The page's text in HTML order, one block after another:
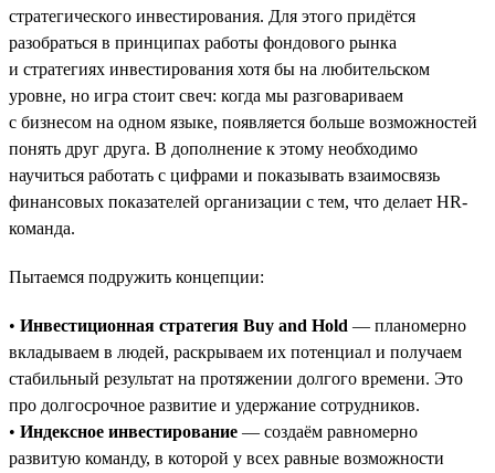
стратегического инвестирования. Для этого придётся
разобраться в принципах работы фондового рынка
и стратегиях инвестирования хотя бы на любительском
уровне, но игра стоит свеч: когда мы разговариваем
с бизнесом на одном языке, появляется больше возможностей
понять друг друга. В дополнение к этому необходимо
научиться работать с цифрами и показывать взаимосвязь
финансовых показателей организации с тем, что делает HR-
команда.
Пытаемся подружить концепции:
• Инвестиционная стратегия Buy and Hold — планомерно
вкладываем в людей, раскрываем их потенциал и получаем
стабильный результат на протяжении долгого времени. Это
про долгосрочное развитие и удержание сотрудников.
• Индексное инвестирование — создаём равномерно
развитую команду, в которой у всех равные возможности